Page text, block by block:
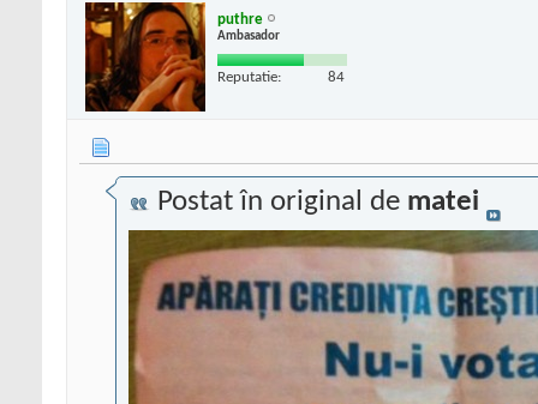
puthre
Ambasador
Reputatie: 84
Postat în original de matei